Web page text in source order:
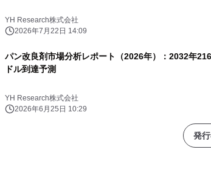
YH Research株式会社
2026年7月22日 14:09
パン改良剤市場分析レポート（2026年）：2032年
ドル到達予測
YH Research株式会社
2026年6月25日 10:29
発